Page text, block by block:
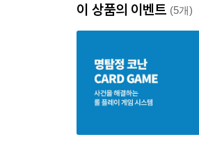
이 상품의 이벤트 (5개)